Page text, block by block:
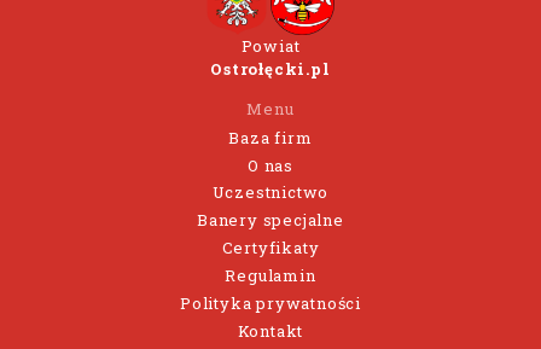
Powiat
Ostrołęcki.pl
Menu
Baza firm
O nas
Uczestnictwo
Banery specjalne
Certyfikaty
Regulamin
Polityka prywatności
Kontakt